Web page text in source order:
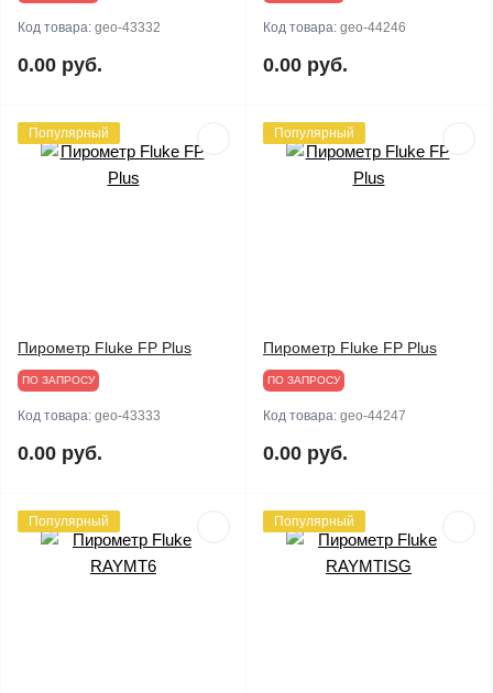
Код товара: geo-43332
0.00 руб.
Код товара: geo-44246
0.00 руб.
Популярный
Пирометр Fluke FP Plus
ПО ЗАПРОСУ
Код товара: geo-43333
0.00 руб.
Популярный
Пирометр Fluke FP Plus
ПО ЗАПРОСУ
Код товара: geo-44247
0.00 руб.
Популярный Популярный